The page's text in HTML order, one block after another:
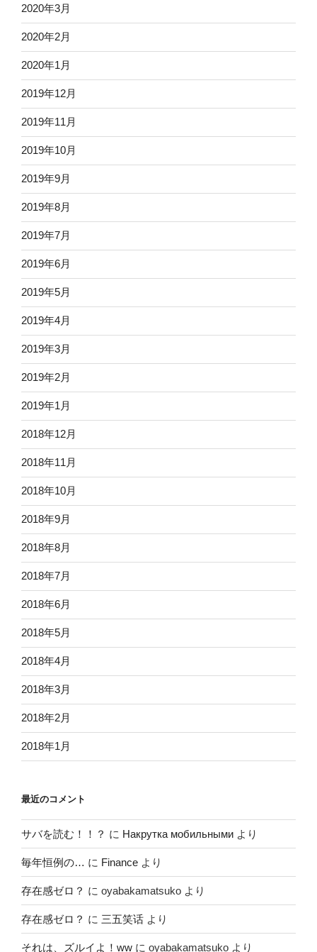
2020年3月
2020年2月
2020年1月
2019年12月
2019年11月
2019年10月
2019年9月
2019年8月
2019年7月
2019年6月
2019年5月
2019年4月
2019年3月
2019年2月
2019年1月
2018年12月
2018年11月
2018年10月
2018年9月
2018年8月
2018年7月
2018年6月
2018年5月
2018年4月
2018年3月
2018年2月
2018年1月
最近のコメント
サバを読む！！？ に Накрутка мобильными より
毎年恒例の… に Finance より
存在感ゼロ？ に oyabakamatsuko より
存在感ゼロ？ に 三五笑话 より
それは、ズルイよ！ww に oyabakamatsuko より